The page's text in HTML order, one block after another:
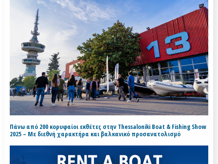
Πάνω από 200 κορυφαίοι εκθέτες στην Thessaloniki Boat & Fishing Show
2025 – Με διεθνή χαρακτήρα και βαλκανικό προσανατολισμό